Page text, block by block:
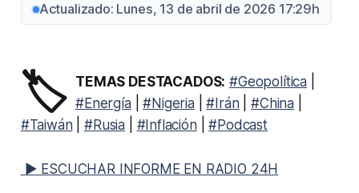
Actualizado: Lunes, 13 de abril de 2026 17:29h
🏷️ TEMAS DESTACADOS: #Geopolítica
#Energía|#Nigeria|#Irán|#China
#Taiwán|#Rusia #Inflación|#Podcast
▶ ESCUCHAR INFORME EN RADIO 24H